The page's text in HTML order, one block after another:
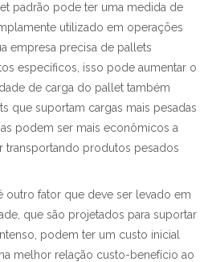
padrão pode ter uma medida de
utilizado em operações
empresa precisa de pallets
específicos, isso pode aumentar o
de carga do pallet também
que suportam cargas mais pesadas
podem ser mais econômicos a
transportando produtos pesados
outro fator que deve ser levado em
que são projetados para suportar
podem ter um custo inicial
melhor relação custo-benefício ao